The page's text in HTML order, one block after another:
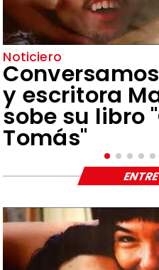
Noticiero
y escritora
sobe su libro
Tomás"